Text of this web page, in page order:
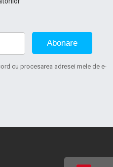
Abonare
cu procesarea adresei mele de e-